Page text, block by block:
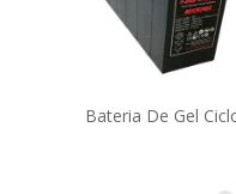
Bateria De Gel